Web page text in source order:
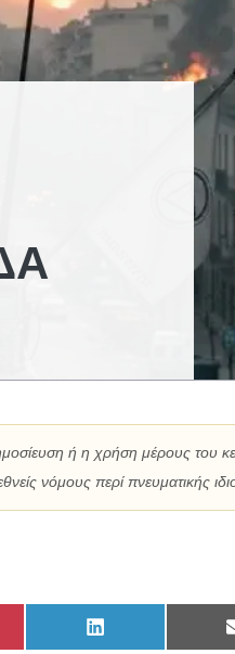
ή η χρήση μέρους του
νόμους περί πνευματικής
Share